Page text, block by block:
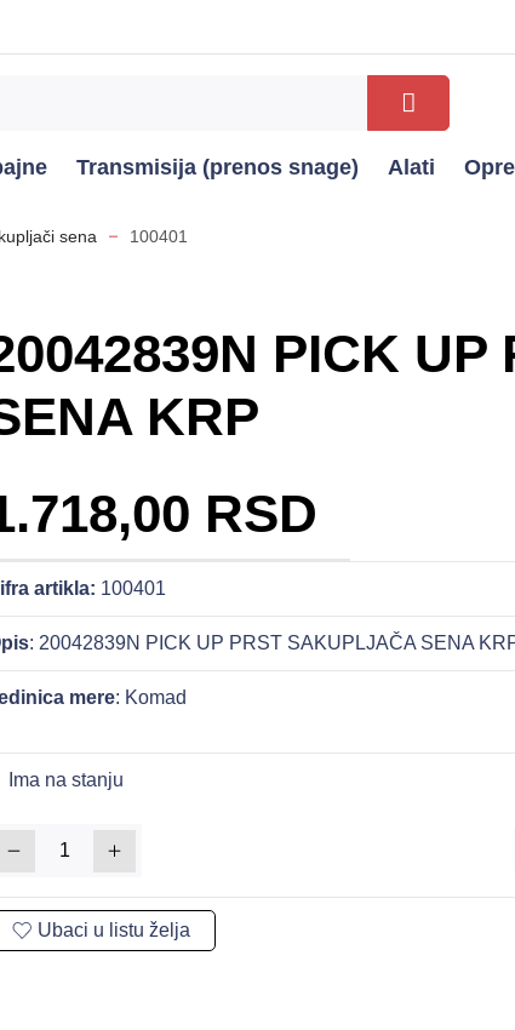
Transmisija (prenos snage) Alati
sena 100401
PICK
KRP
RSD
artikla: 100401
: 20042839N PICK UP PRST SAKUPLJAČA SENA
mere: Komad
Ima na stanju